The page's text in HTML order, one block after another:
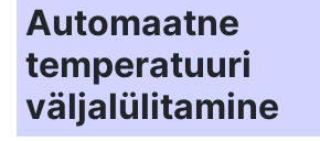
Automaatne
temperatuuri
väljalülitamine